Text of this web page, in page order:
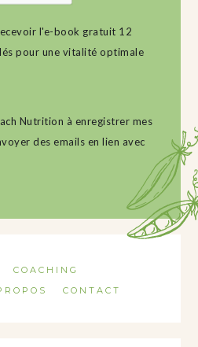
l'e-book gratuit 12
pour une vitalité optimale
Nutrition à enregistrer mes
des emails en lien avec
COACHING
CONTACT